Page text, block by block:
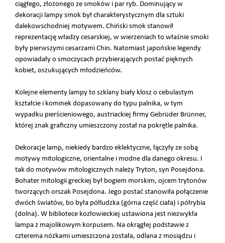
ciągłego, złożonego ze smoków i par ryb. Dominujący w
dekoracji lampy smok był charakterystycznym dla sztuki
dalekowschodniej motywem. Chiński smok stanowił
reprezentację władzy cesarskiej, w wierzeniach to właśnie smoki
były pierwszymi cesarzami Chin. Natomiast japońskie legendy
opowiadały o smoczycach przybierających postać pięknych
kobiet, oszukujących młodzieńców.
Kolejne elementy lampy to szklany biały klosz o cebulastym
kształcie i kominek dopasowany do typu palnika, w tym
wypadku pierścieniowego, austriackiej firmy Gebrüder Brünner,
której znak graficzny umieszczony został na pokrętle palnika.
Dekoracje lamp, niekiedy bardzo eklektyczne, łączyły ze sobą
motywy mitologiczne, orientalne i modne dla danego okresu. I
tak do motywów mitologicznych należy Tryton, syn Posejdona.
Bohater mitologii greckiej był bogiem morskim, ojcem trytonów
tworzących orszak Posejdona. Jego postać stanowiła połączenie
dwóch światów, bo była półludzka (górna część ciała) i półrybia
(dolna). W bibliotece kozłowieckiej ustawiona jest niezwykła
lampa z majolikowym korpusem. Na okrągłej podstawie z
czterema nóżkami umieszczona została, odlana z mosiądzu i